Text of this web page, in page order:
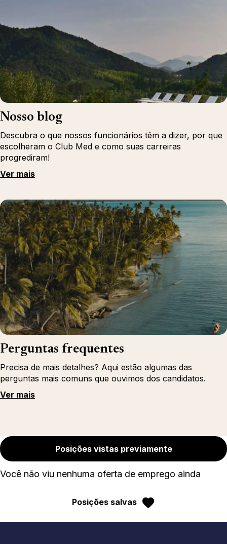
Nosso blog
Descubra o que nossos funcionários têm a dizer, por que
escolheram o Club Med e como suas carreiras
progrediram!
Ver mais
Perguntas frequentes
Precisa de mais detalhes? Aqui estão algumas das
perguntas mais comuns que ouvimos dos candidatos.
Ver mais
Posições vistas previamente
Você não viu nenhuma oferta de emprego ainda
Posições salvas